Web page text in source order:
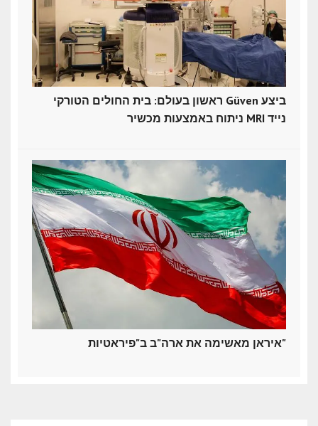
ראשון בעולם: בית החולים הטורקי Güven ביצע
ניתוח באמצעות מכשיר MRI נייד
איראן מאשימה את ארה"ב ב"פיראטיות"